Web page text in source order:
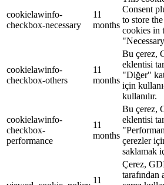
cookielawinfo-
checkbox-necessary
11
months
Consent
to store
cookies in
cookielawinfo-
checkbox-others
11
months
Bu çerez,
eklentisi
"Diğer"
için
kullanılır.
cookielawinfo-
checkbox-
performance
11
months
Bu çerez,
eklentisi
çerezler
saklamak
11
Çerez,
tarafından